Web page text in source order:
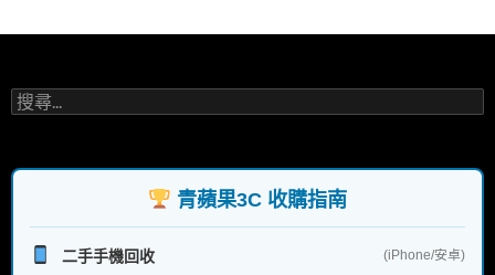
k
搜
尋
字:
青蘋果3C 收購指南
二手手機回收 (iPhone/安卓)